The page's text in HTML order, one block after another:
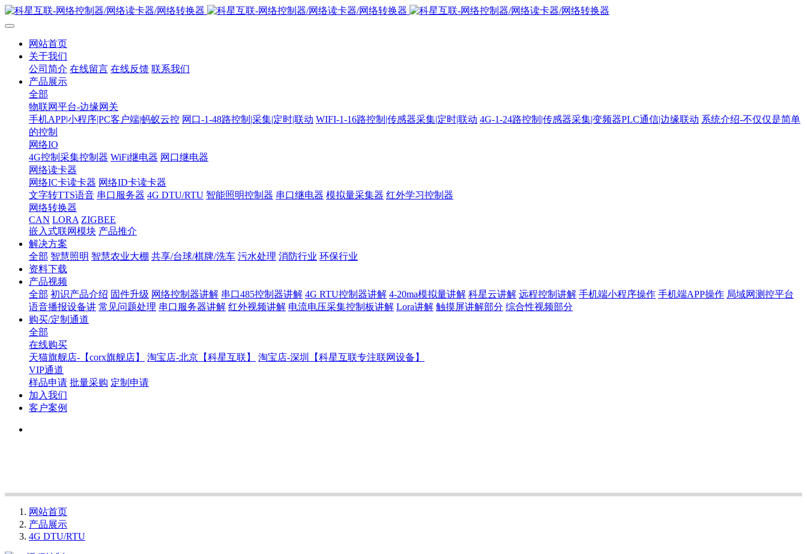
网站首页
关于我们
公司简介 在线留言 在线反馈 联系我们
产品展示
全部
物联网平台-边缘网关
手机APP|小程序|PC客户端|蚂蚁云控 网口-1-48路控制|采集|定时|联动 WIFI-1-16路控制|传感器采集|定时|联动 4G-1-24路控制|传感器采集|变频器PLC通信|边缘联动 系统介绍-不仅仅是简单
的控制
网络IO
4G控制采集控制器 WiFi继电器 网口继电器
网络读卡器
网络IC卡读卡器 网络ID卡读卡器
文字转TTS语音 串口服务器 4G DTU/RTU 智能照明控制器 串口继电器 模拟量采集器 红外学习控制器
网络转换器
CAN LORA ZIGBEE
嵌入式联网模块 产品推介
解决方案
全部 智慧照明 智慧农业大棚 共享/台球/棋牌/洗车 污水处理 消防行业 环保行业
资料下载
产品视频
全部 初识产品介绍 固件升级 网络控制器讲解 串口485控制器讲解 4G RTU控制器讲解 4-20ma模拟量讲解 科星云讲解 远程控制讲解 手机端小程序操作 手机端APP操作 局域网测控平台
语音播报设备讲 常见问题处理 串口服务器讲解 红外视频讲解 电流电压采集控制板讲解 Lora讲解 触摸屏讲解部分 综合性视频部分
购买/定制通道
全部
在线购买
天猫旗舰店-【corx旗舰店】
淘宝店-北京【科星互联】
淘宝店-深圳【科星互联专注联网设备】
VIP通道
样品申请 批量采购 定制申请
加入我们
客户案例
网站首页
产品展示
4G DTU/RTU